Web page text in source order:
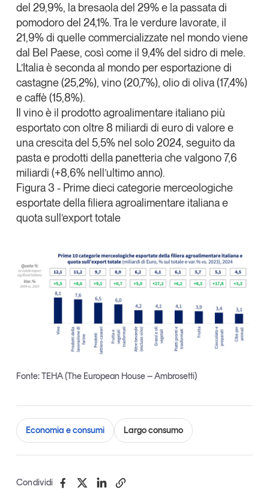
del 29,9%, la bresaola del 29% e la passata di
pomodoro del 24,1%. Tra le verdure lavorate, il
21,9% di quelle commercializzate nel mondo viene
dal Bel Paese, così come il 9,4% del sidro di mele.
L’Italia è seconda al mondo per esportazione di
castagne (25,2%), vino (20,7%), olio di oliva (17,4%)
e caffè (15,8%).
Il vino è il prodotto agroalimentare italiano più
esportato con oltre 8 miliardi di euro di valore e
una crescita del 5,5% nel solo 2024, seguito da
pasta e prodotti della panetteria che valgono 7,6
miliardi (+8,6% nell’ultimo anno).
Figura 3 - Prime dieci categorie merceologiche
esportate della filiera agroalimentare italiana e
quota sull’export totale
Fonte: TEHA (The European House – Ambrosetti)
Economia e consumi Largo consumo
Condividi